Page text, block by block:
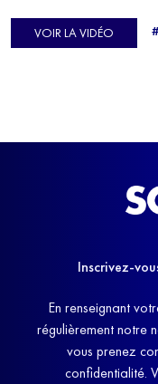
d'Europe de Horse-ball,
avant de trouver un
VOIR LA VIDÉO
Inscrivez-
En renseignant
régulièrement notre
vous prenez
confidentialité.